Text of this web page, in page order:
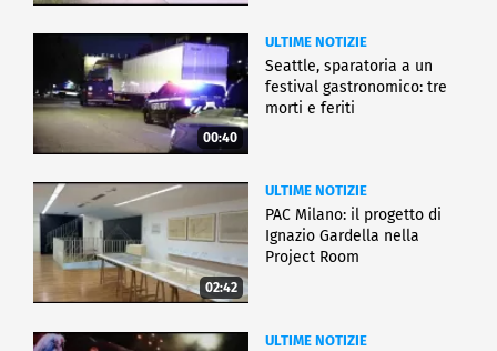
00:40
ULTIME NOTIZIE
Seattle, sparatoria a un
festival gastronomico: tre
morti e feriti
02:42
ULTIME NOTIZIE
PAC Milano: il progetto di
Ignazio Gardella nella
Project Room
ULTIME NOTIZIE